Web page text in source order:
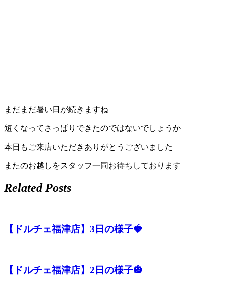
ロ
ン・
ペ
ッ
ホ
ル
まだまだ暑い日が続きますね
短くなってさっぱりできたのではないでしょうか
本日もご来店いただきありがとうございました
またのお越しをスタッフ一同お待ちしております
Related Posts
【ドルチェ福津店】3日の様子🍓
【ドルチェ福津店】2日の様子🎃